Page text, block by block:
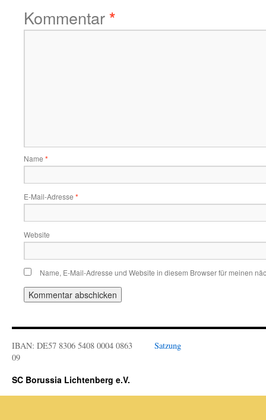
Kommentar*
Name *
E-Mail-Adresse *
Website
Name, E-Mail-Adresse und Website in diesem Browser für meinen
IBAN: DE57 8306 5408 0004 0863
09
Satzung
SC Borussia Lichtenberg e.V.